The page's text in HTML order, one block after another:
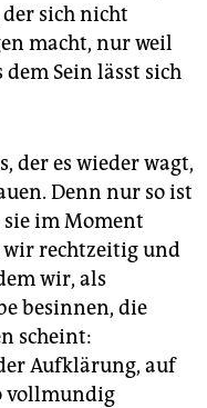
sich nicht
macht, nur weil
dem Sein lässt sich
der es wieder wagt,
Denn nur so ist
sie im Moment
wir rechtzeitig und
wir, als
besinnen, die
scheint:
Aufklärung, auf
vollmundig